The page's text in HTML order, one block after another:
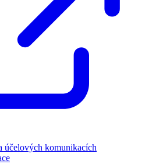
účelových komunikacích